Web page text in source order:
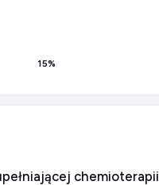
15%
chemioterapii